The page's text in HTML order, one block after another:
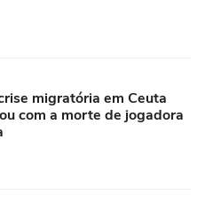
migratória em Ceuta
com a morte de jogadora